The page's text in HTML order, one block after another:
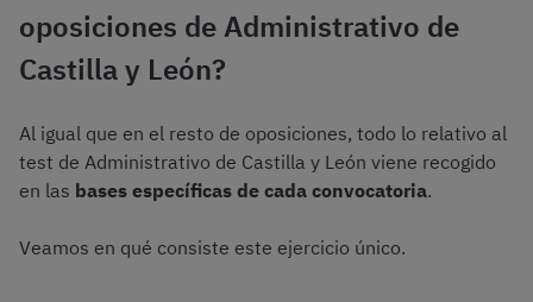
oposiciones de Administrativo de
Castilla y León?
Al igual que en el resto de oposiciones, todo lo relativo al
test de Administrativo de Castilla y León viene recogido
en las bases específicas de cada convocatoria.
Veamos en qué consiste este ejercicio único.